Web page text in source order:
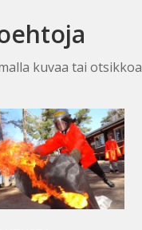
kuvaa tai